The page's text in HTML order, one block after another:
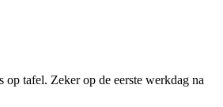
tafel. Zeker op de eerste werkdag na